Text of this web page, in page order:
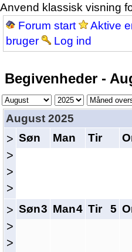
Anvend klassisk visning
Forum start
Aktive
bruger
Log ind
Begivenheder -
August 2025
>
>
>
>
Søn Man Tir
>
>
>
3
Søn 4
Man 5
Tir